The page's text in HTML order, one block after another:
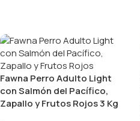
Fawna Perro Adulto Light
con Salmón del Pacífico,
Zapallo y Frutos Rojos 3 Kg